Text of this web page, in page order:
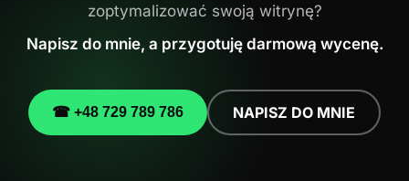
zoptymalizować swoją witrynę?
Napisz do mnie, a przygotuję darmową wycenę.
☎ +48 729 789 786 NAPISZ DO MNIE